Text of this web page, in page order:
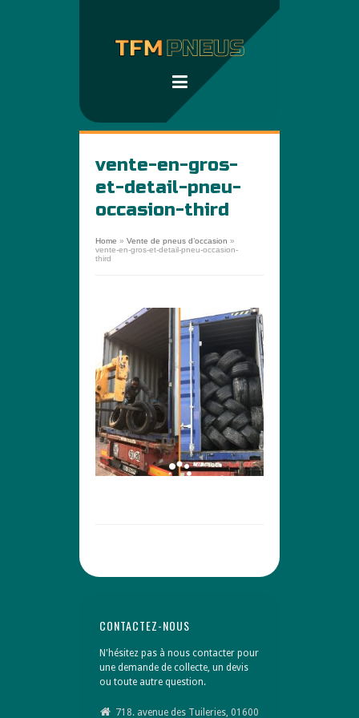
vente-en-gros-
et-detail-pneu-
occasion-third
Home » Vente de pneus d’occasion »
vente-en-gros-et-detail-pneu-occasion-
third
CONTACTEZ-NOUS
N'hésitez pas à nous contacter pour
une demande de collecte, un devis
ou toute autre question.
718. avenue des Tuileries, 01600